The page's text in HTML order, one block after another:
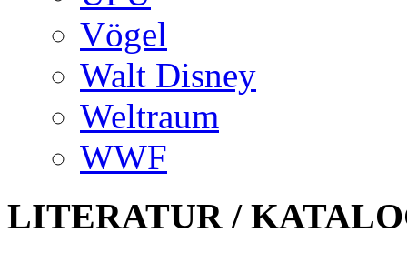
Vögel
Walt Disney
Weltraum
WWF
LITERATUR /